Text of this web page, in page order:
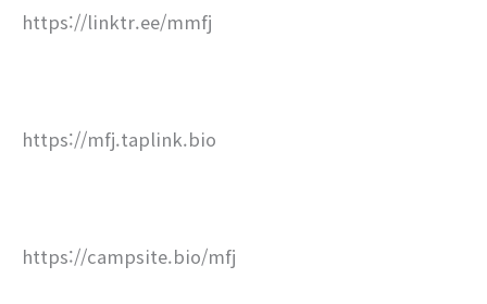
https://linktr.ee/mmfj
https://mfj.taplink.bio
https://campsite.bio/mfj